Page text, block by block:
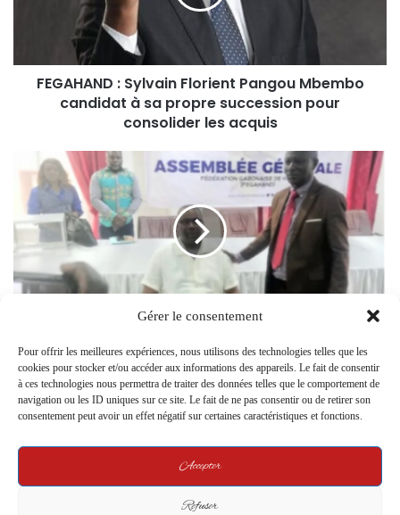
Gérer le consentement
Pour offrir les meilleures expériences, nous utilisons des technologies telles que les
cookies pour stocker et/ou accéder aux informations des appareils. Le fait de consentir
à ces technologies nous permettra de traiter des données telles que le comportement de
navigation ou les ID uniques sur ce site. Le fait de ne pas consentir ou de retirer son
consentement peut avoir un effet négatif sur certaines caractéristiques et fonctions.
Accepter
Refuser
FEGAHAND : Sylvain Florient Pangou Mbembo
candidat à sa propre succession pour
consolider les acquis
présidence dans un climat de fortes tensions
Related Articles